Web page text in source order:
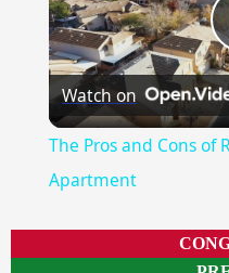
Watch on
The Pros and Cons of
Apartment